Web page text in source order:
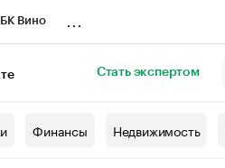
Вино
Стать экспертом
Финансы Недвижимость